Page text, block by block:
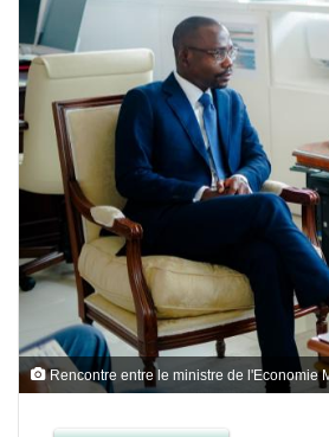
Rencontre entre le ministre de l'Economie